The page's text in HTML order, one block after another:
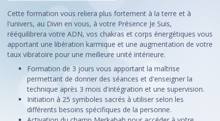
Cette formation vous reliera plus fortement à la terre et à
l'univers, au Divin en vous, à votre Présence Je Suis,
rééquilibrera votre ADN, vos chakras et corps énergétiques vous
apportant une libération karmique et une augmentation de votre
taux vibratoire pour une meilleure unité intérieure.
Formation de 3 jours vous apportant la maîtrise
permettant de donner des séances et d'enseigner la
technique après 3 mois d'intégration et une supervision.
Initiation à 25 symboles sacrés à utiliser selon les
différents besoins spécifiques de la personne.